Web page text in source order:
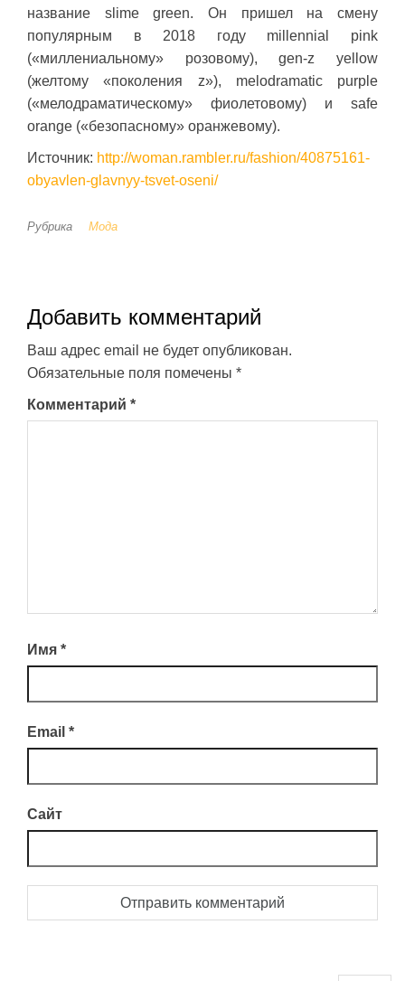
название slime green. Он пришел на смену
популярным в 2018 году millennial pink
(«миллениальному» розовому), gen-z yellow
(желтому «поколения z»), melodramatic purple
(«мелодраматическому» фиолетовому) и safe
orange («безопасному» оранжевому).
Источник: http://woman.rambler.ru/fashion/40875161-
obyavlen-glavnyy-tsvet-oseni/
Рубрика Мода
Добавить комментарий
Ваш адрес email не будет опубликован.
Обязательные поля помечены *
Комментарий *
Имя *
Email *
Сайт